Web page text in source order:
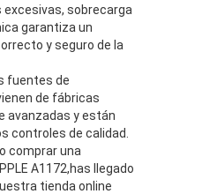
sobrecarga
garantiza un
y seguro de la
fuentes de
de fábricas
avanzadas y están
controles de calidad.
comprar una
A1172,has llegado
tienda online